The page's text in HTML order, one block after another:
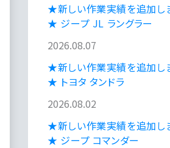
★新しい作業実績を追加し
★ ジープ JL ラングラー
2026.08.07
★新しい作業実績を追加し
★ トヨタ タンドラ
2026.08.02
★新しい作業実績を追加し
★ ジープ コマンダー